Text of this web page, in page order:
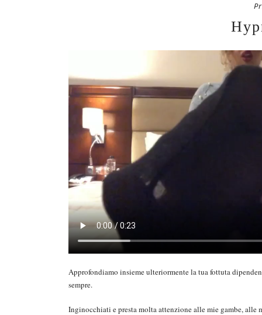
Approfondiamo insieme ulteriormente la tua fottuta
sempre.
Inginocchiati e presta molta attenzione alle mie gambe,